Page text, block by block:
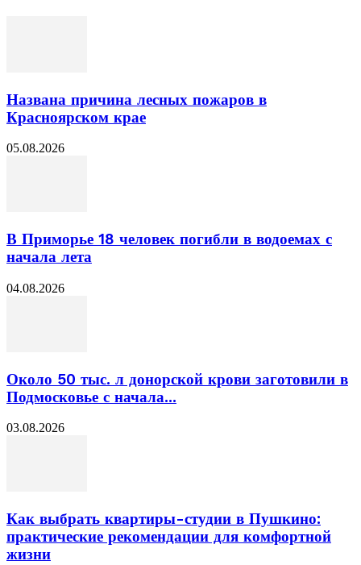
Названа причина лесных пожаров в
Красноярском крае
05.08.2026
В Приморье 18 человек погибли в водоемах с
начала лета
04.08.2026
Около 50 тыс. л донорской крови заготовили в
Подмосковье с начала...
03.08.2026
Как выбрать квартиры-студии в Пушкино:
практические рекомендации для комфортной
жизни